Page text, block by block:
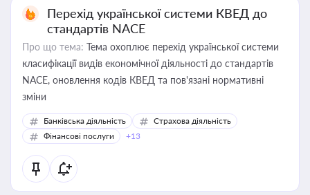
Перехід української системи КВЕД до
стандартів NACE
Про що тема: Тема охоплює перехід української системи
класифікації видів економічної діяльності до стандартів
NACE, оновлення кодів КВЕД та пов'язані нормативні
зміни
Банківська діяльність
Страхова діяльність
Фінансові послуги
+13